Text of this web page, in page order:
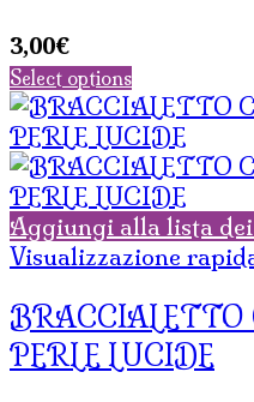
3,00€
Select options
Aggiungi alla lista
Visualizzazione
BRACCIALETTO
PERLE LUCIDE